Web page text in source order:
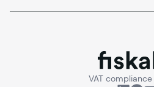
fiskaly.
VAT